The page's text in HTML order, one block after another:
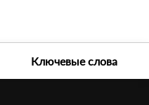
Ключевые слова